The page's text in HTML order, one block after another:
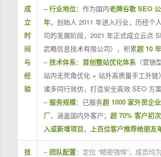
成
立
时
间
与
经
验
–行业地位：作为国内老牌谷歌 SEO
年，创始人 2011 年进入行业，历经个
司的发展阶段，2021 年正式成立云点
武略信息技术有限公司），积累超 10
–技术体系： 首创整站优化体系（营销
站内无死角优化 + 站外高质量手工外链
诸多同行效仿，打造安全高效 SEO 方案
– 服务规模：已服务超 1000 家外贸企
厂，涵盖国内外客户； 超 70% 客户初
入或新增项目， 上百位客户推荐给朋友
技
– 团队配置：定位 “精密强悍”，成员均